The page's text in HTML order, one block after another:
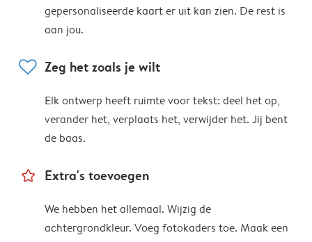
gepersonaliseerde kaart er uit kan zien. De rest is
aan jou.
heart Zeg het zoals je wilt
Elk ontwerp heeft ruimte voor tekst: deel het op,
verander het, verplaats het, verwijder het. Jij bent
de baas.
star_outline Extra's toevoegen
We hebben het allemaal. Wijzig de
achtergrondkleur. Voeg fotokaders toe. Maak een